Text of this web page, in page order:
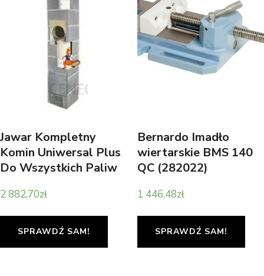
Jawar Kompletny
Komin Uniwersal Plus
Do Wszystkich Paliw
Wentylacyjnym 6Mb
Fi200
2 882,70zł
SPRAWDŹ SAM!
Bernardo Imadło
wiertarskie BMS 140
QC (282022)
1 446,48zł
SPRAWDŹ SAM!